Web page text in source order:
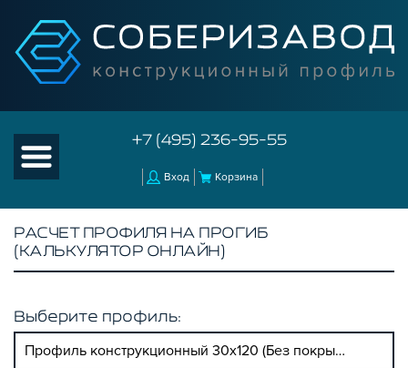
+7 (495) 236-95-55
Вход Корзина
РАСЧЕТ ПРОФИЛЯ НА ПРОГИБ
(КАЛЬКУЛЯТОР ОНЛАЙН)
Выберите профиль:
Профиль конструкционный 30х120 (Без покрытия)